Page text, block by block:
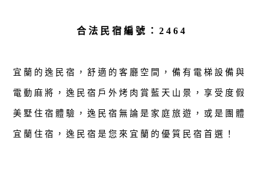
合法民宿編號：2464
宜蘭的逸民宿，舒適的客廳空間，備有電梯設備與
電動麻將，逸民宿戶外烤肉賞藍天山景，享受度假
美墅住宿體驗，逸民宿無論是家庭旅遊，或是團體
宜蘭住宿，逸民宿是您來宜蘭的優質民宿首選！